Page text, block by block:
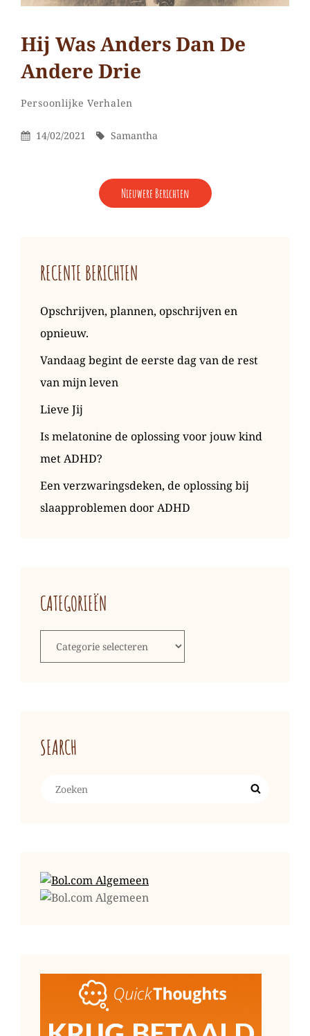
Hij Was Anders Dan De
Andere Drie
Categorieën
Persoonlijke VerhalenDoor
Samantha
reactie
Hij
was
de
andere
Gepubliceerd
14/02/2021 Door
Samantha
BERICHTENNAVIGATIENieuwere Berichten
RECENTE BERICHTEN
Opschrijven, plannen, opschrijven en
opnieuw.
Vandaag begint de eerste dag van de rest
van mijn leven
Lieve Jij
Is melatonine de oplossing voor jouw kind
met ADHD?
Een verzwaringsdeken, de oplossing bij
slaapproblemen door ADHD
CATEGORIEËN
SEARCH
Zoeken
naar: